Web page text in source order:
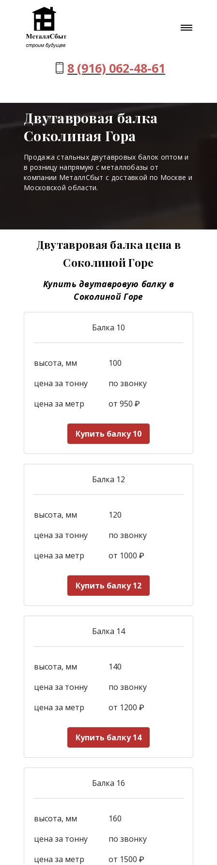
8 (916) 062-48-61
Двутавровая балка
Соколиная Гора
Продажа стальных двутавровых балок оптом и
в розницу напрямую с металлобазы от
компании МеталлСбыт с доставкой по Москве и
Московской области.
Двутавровая балка цена в
Соколиной Горе
Купить двутавровую балку в
Соколиной Горе
Балка 10
высота, мм
100
цена за тонну
по звонку
цена за метр
от 950 ₽
Купить балку 10
Балка 12
высота, мм
120
цена за тонну
по звонку
цена за метр
от 1000 ₽
Купить балку 12
Балка 14
высота, мм
140
цена за тонну
по звонку
цена за метр
от 1200 ₽
Купить балку 14
Балка 16
высота, мм
160
цена за тонну
по звонку
цена за метр
от 1500 ₽